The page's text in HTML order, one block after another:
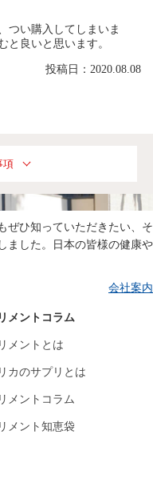
つい購入してしまいま
と良いと思います。
投稿日：2020.08.08
項
ぜひ知っていただきたい、そ
ました。日本の皆様の健康や
会社案内
メントコラム
メントとは
カのサプリとは
メントコラム
メント知恵袋